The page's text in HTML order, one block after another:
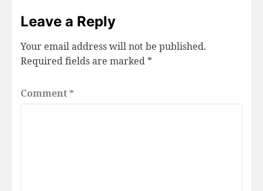
Leave a Reply
Your email address will not be published.
Required fields are marked *
Comment *